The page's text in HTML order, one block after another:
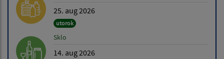
25. aug 2026
utorok
Sklo
14. aug 2026